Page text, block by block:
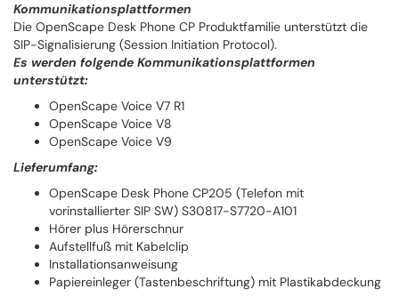
Kommunikationsplattformen
Die OpenScape Desk Phone CP Produktfamilie unterstützt die
SIP-Signalisierung (Session Initiation Protocol).
Es werden folgende Kommunikationsplattformen
unterstützt:
OpenScape Voice V7 R1
OpenScape Voice V8
OpenScape Voice V9
Lieferumfang:
OpenScape Desk Phone CP205 (Telefon mit
vorinstallierter SIP SW) S30817-S7720-A101
Hörer plus Hörerschnur
Aufstellfuß mit Kabelclip
Installationsanweisung
Papiereinleger (Tastenbeschriftung) mit Plastikabdeckung